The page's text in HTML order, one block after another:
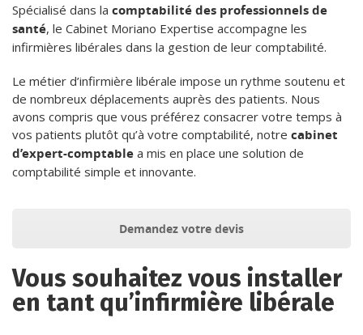
Spécialisé dans la comptabilité des professionnels de
santé, le Cabinet Moriano Expertise accompagne les
infirmières libérales dans la gestion de leur comptabilité.
Le métier d’infirmière libérale impose un rythme soutenu et
de nombreux déplacements auprès des patients. Nous
avons compris que vous préférez consacrer votre temps à
vos patients plutôt qu’à votre comptabilité, notre cabinet
d’expert-comptable a mis en place une solution de
comptabilité simple et innovante.
Demandez votre devis
Vous souhaitez vous installer
en tant qu’infirmière libérale